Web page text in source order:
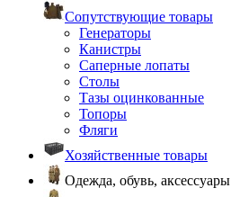
Сопутствующие товары
Генераторы
Канистры
Саперные лопаты
Столы
Тазы оцинкованные
Топоры
Фляги
Хозяйственные товары
Одежда, обувь, аксессуары